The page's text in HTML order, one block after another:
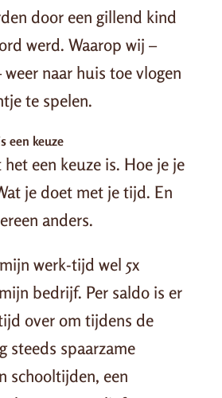
door een gillend kind
werd. Waarop wij –
weer naar huis toe vlogen
te spelen.
een keuze
een keuze is. Hoe je je
je doet met je tijd. En
anders.
werk-tijd wel 5x
bedrijf. Per saldo is er
over om tijdens de
steeds spaarzame
schooltijden, een